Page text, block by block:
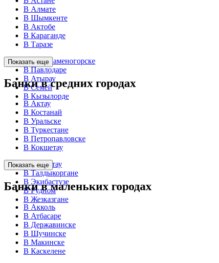
В Алмате
В Шымкенте
В Актобе
В Караганде
В Таразе
В Усть-Каменогорске
В Павлодаре
В Атырау
В Семей
В Кызылорде
Показать еще
Банки в средних городах
В Актау
В Костанай
В Уральске
В Туркестане
В Петропавловске
В Кокшетау
В Темиртау
В Талдыкоргане
В Экибастузе
В Рудном
В Жезказгане
Показать еще
Банки в маленьких городах
В Акколь
В Атбасаре
В Державинске
В Шучинске
В Макинске
В Каскелене